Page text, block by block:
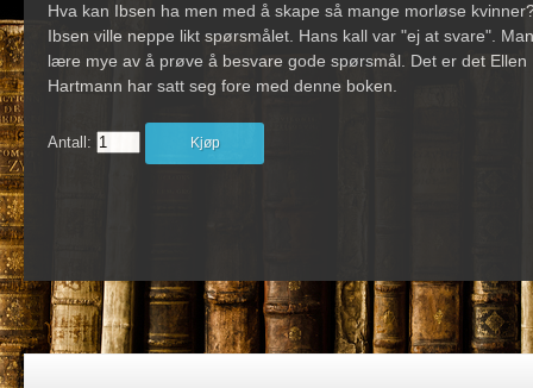
Hva kan Ibsen ha men med å skape så mange morløse
Ibsen ville neppe likt spørsmålet. Hans kall var "ej at svare".
lære mye av å prøve å besvare gode spørsmål. Det er det Ellen
Hartmann har satt seg fore med denne boken.
Antall: Kjøp